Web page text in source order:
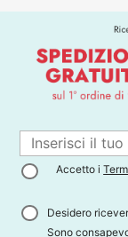
Accetto i
Desidero
Sono